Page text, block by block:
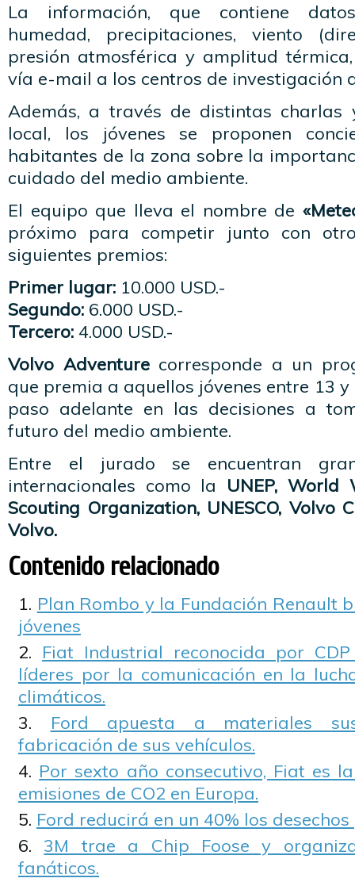
La información, que contiene
humedad, precipitaciones, viento
presión atmosférica y amplitud
vía e-mail a los centros de investigación
Además, a través de distintas
local, los jóvenes se proponen
habitantes de la zona sobre la
cuidado del medio ambiente.
El equipo que lleva el nombre de
próximo para competir junto con
siguientes premios:
Primer lugar: 10.000 USD.-
Segundo: 6.000 USD.-
Tercero: 4.000 USD.-
Volvo Adventurecorresponde a un
que premia a aquellos jóvenes entre 13
paso adelante en las decisiones a
futuro del medio ambiente.
Entre el jurado se encuentran
internacionales como la UNEP, World
Scouting Organization, UNESCO, Volvo
Volvo.
Contenido relacionado
Plan Rombo y la Fundación Renault
jóvenes
Fiat Industrial reconocida por
líderes por la comunicación en la
climáticos.
Ford apuesta a materiales
fabricación de sus vehículos.
Por sexto año consecutivo, Fiat es
emisiones de CO2 en Europa.
Ford reducirá en un 40% los
3M trae a Chip Foose y
fanáticos.